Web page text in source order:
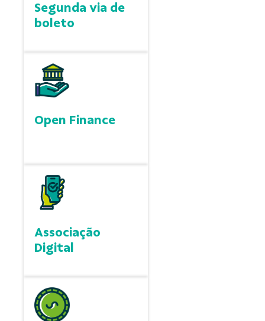
Segunda via de
boleto
Open Finance
Associação
Digital